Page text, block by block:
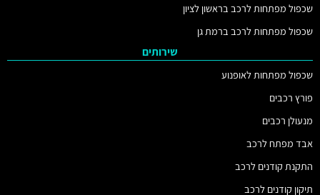
שכפול מפתחות לרכב בראשון לציון
שכפול מפתחות לרכב ברמת גן
שירותים
שכפול מפתחות לאופנוע
פורץ רכבים
מנעולן רכבים
אבד מפתח לרכב
התקנת קודנים לרכב
תיקון קודנים לרכב